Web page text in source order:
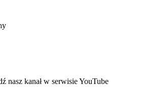
się w nowej karcie
nasz kanał w serwisie YouTube